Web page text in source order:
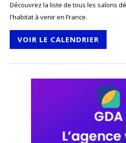
Découvrez la liste de tous les salons
l'habitat à venir en France.
VOIR LE CALENDRIER